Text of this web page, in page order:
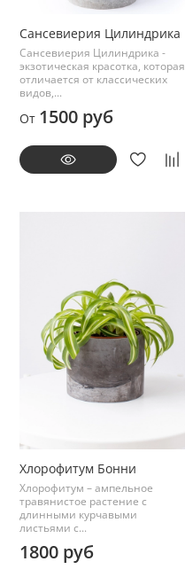
Сансевиерия Цилиндрика
Сансевиерия Цилиндрика -
экзотическая красотка, которая
отличается от классических
видов,...
От 1500 руб
Хлорофитум Бонни
Хлорофитум – ампельное
травянистое растение с
длинными курчавыми
листьями с...
1800 руб